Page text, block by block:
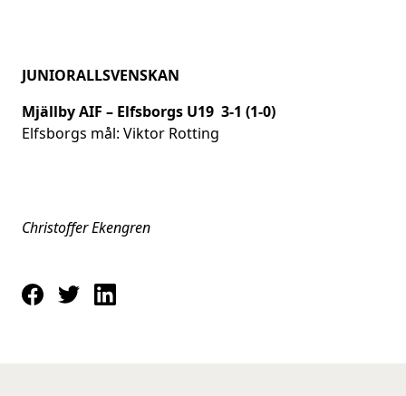
JUNIORALLSVENSKAN
Mjällby AIF – Elfsborgs U19 3-1 (1-0)
Elfsborgs mål: Viktor Rotting
Christoffer Ekengren